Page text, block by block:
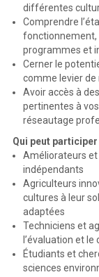
différentes
Comprendre
fonctionnement,
programmes et
Cerner le
comme levier de
Avoir accès à
pertinentes à
réseautage
Qui peut participer
Améliorateurs et
indépendants
Agriculteurs
cultures à leur
adaptées
Techniciens et
l’évaluation et le
Étudiants et
sciences